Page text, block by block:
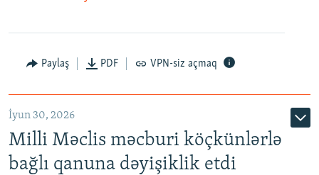
Paylaş PDF VPN-siz açmaq
İyun 30, 2026
Milli Məclis məcburi köçkünlərlə
bağlı qanuna dəyişiklik etdi